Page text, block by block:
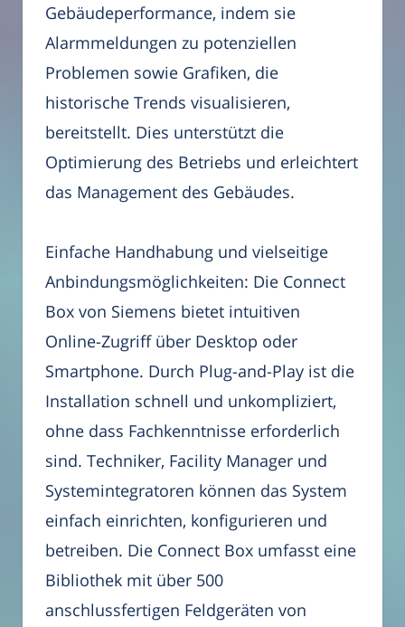
Gebäudeperformance, indem sie
Alarmmeldungen zu potenziellen
Problemen sowie Grafiken, die
historische Trends visualisieren,
bereitstellt. Dies unterstützt die
Optimierung des Betriebs und erleichtert
das Management des Gebäudes.
Einfache Handhabung und vielseitige
Anbindungsmöglichkeiten: Die Connect
Box von Siemens bietet intuitiven
Online-Zugriff über Desktop oder
Smartphone. Durch Plug-and-Play ist die
Installation schnell und unkompliziert,
ohne dass Fachkenntnisse erforderlich
sind. Techniker, Facility Manager und
Systemintegratoren können das System
einfach einrichten, konfigurieren und
betreiben. Die Connect Box umfasst eine
Bibliothek mit über 500
anschlussfertigen Feldgeräten von